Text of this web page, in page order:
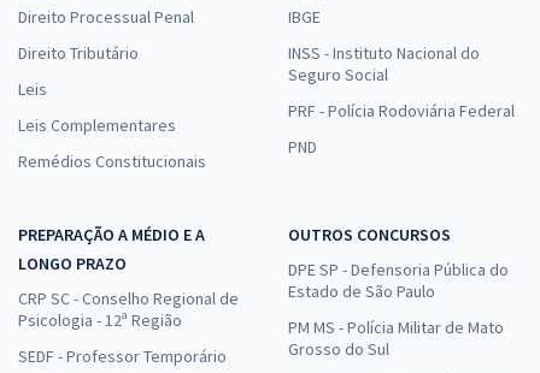
Direito Processual Penal
Direito Tributário
Leis
Leis Complementares
Remédios Constitucionais
IBGE
INSS - Instituto Nacional do
Seguro Social
PRF - Polícia Rodoviária Federal
PND
PREPARAÇÃO A MÉDIO E A
LONGO PRAZO
CRP SC - Conselho Regional de
Psicologia - 12ª Região
SEDF - Professor Temporário
OUTROS CONCURSOS
DPE SP - Defensoria Pública do
Estado de São Paulo
PM MS - Polícia Militar de Mato
Grosso do Sul